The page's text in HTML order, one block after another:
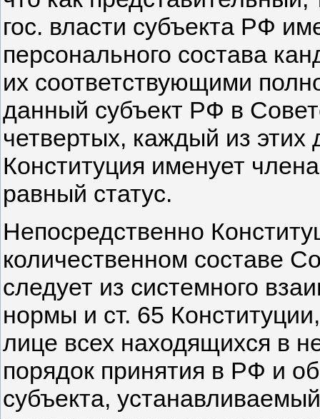
гос. власти субъекта РФ
персонального состава
их соответствующими
данный субъект РФ в
четвертых, каждый из этих
Конституция именует
равный статус.
Непосредственно
количественном составе
следует из системного
нормы и ст. 65
лице всех находящихся в
порядок принятия в РФ и
субъекта,